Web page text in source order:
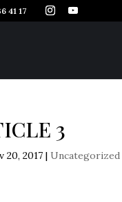
41 17
3
20, 2017 | Uncategorized